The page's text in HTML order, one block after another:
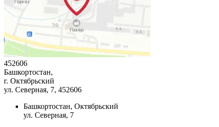
452606
Башкортостан,
г. Октябрьский
ул. Северная, 7, 452606
Башкортостан, Октябрьский
ул. Северная, 7